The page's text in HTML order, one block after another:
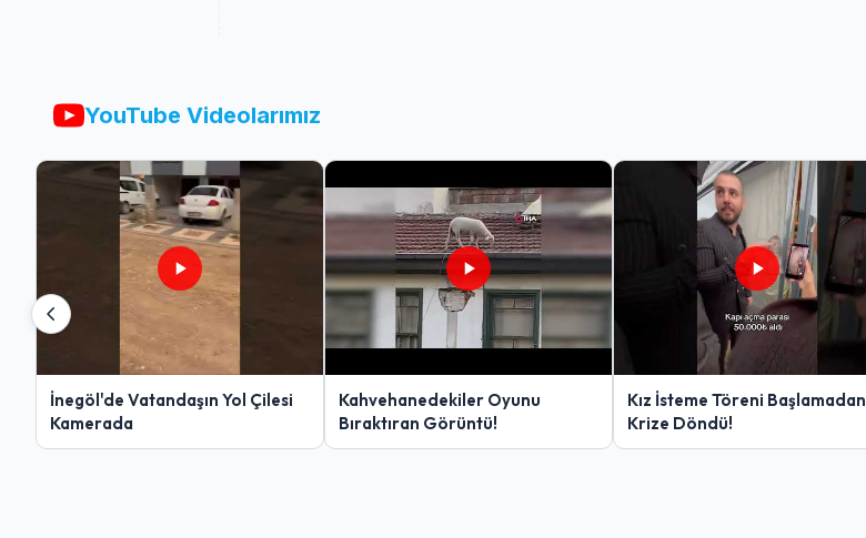
YouTube Videolarımız
İnegöl'de Vatandaşın Yol Çilesi
Kamerada
Kahvehanedekiler Oyunu
Bıraktıran Görüntü!
Kız İsteme Töreni Başlamadan
Krize Döndü!